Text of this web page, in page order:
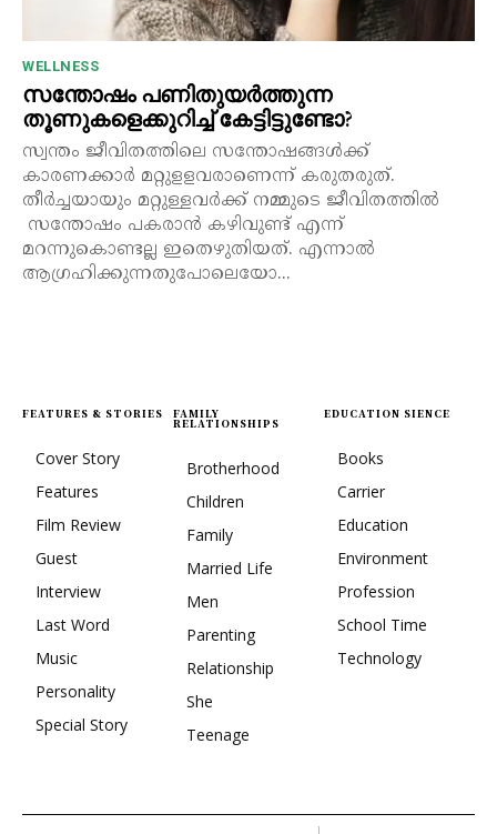
WELLNESS
സന്തോഷം പണിതുയർത്തുന്ന
തൂണുകളെക്കുറിച്ച് കേട്ടിട്ടുണ്ടോ?
സ്വന്തം ജീവിതത്തിലെ സന്തോഷങ്ങൾക്ക്
കാരണക്കാർ മറ്റുളളവരാണെന്ന് കരുതരുത്.
തീർച്ചയായും മറ്റുള്ളവർക്ക് നമ്മുടെ ജീവിതത്തിൽ
സന്തോഷം പകരാൻ കഴിവുണ്ട് എന്ന്
മറന്നുകൊണ്ടല്ല ഇതെഴുതിയത്. എന്നാൽ
ആഗ്രഹിക്കുന്നതുപോലെയോ...
FEATURES & STORIES
Cover Story
Features
Film Review
Guest
Interview
Last Word
Music
Personality
Special Story
FAMILY
RELATIONSHIPS
Brotherhood
Children
Family
Married Life
Men
Parenting
Relationship
She
Teenage
EDUCATION SIENCE
Books
Carrier
Education
Environment
Profession
School Time
Technology